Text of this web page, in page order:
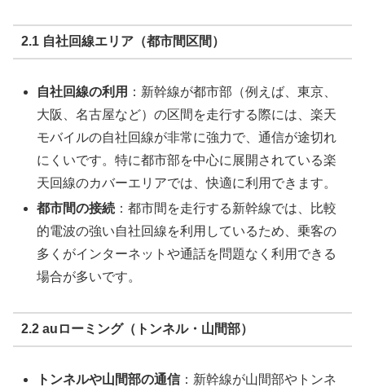
2.1 自社回線エリア（都市間区間）
自社回線の利用 ：新幹線が都市部（例えば、東京、
大阪、名古屋など）の区間を走行する際には、楽天
モバイルの自社回線が非常に強力で、通信が途切れ
にくいです。特に都市部を中心に展開されている楽
天回線のカバーエリアでは、快適に利用できます。
都市間の接続 ：都市間を走行する新幹線では、比較
的電波の強い自社回線を利用しているため、乗客の
多くがインターネットや通話を問題なく利用できる
場合が多いです。
2.2 auローミング（トンネル・山間部）
トンネルや山間部の通信：新幹線が山間部やトンネ